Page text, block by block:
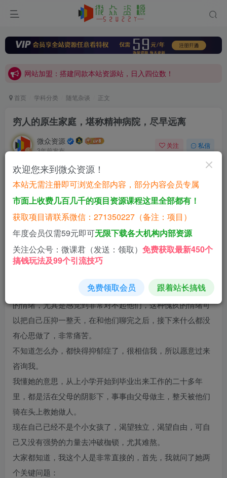
网站加盟：搭建同款本站资源站，日入四位数！
开通会员，无限下载各大机构内部资源，一站式草根创业基地，最新最强网赚教程大全，小投入，大回报！
网站加盟：搭建同款本站资源站，日入四位数！
首页 学科分类 随笔杂谈 正文
穷人的原生家庭，堪称精神病院，尽早远离
微众资源
3年前发布
关注 私信
12
在之前我写了一篇关于父母关系的文章：【真正的强者，眼
里没有家人，只有金钱】
很多人看了之后，都觉得我说出了他们的心声，大有相见恨
晚之意。
在我这篇文章发出来之后，就有个VIP群里的群友私信我
说，觉得我说得太对了，她最近都不好意思和父母联系了，
每次和他们通话，都是在问东问西，内心会生发出许多负面
的情绪，尤其是感觉到非常对不起他们，这种愧疚的情绪可
以把自己压抑一整天，在和他们聊完之后，接下来什么都没
有心思做了，非常痛苦。
不知道怎么办，都快得抑郁症了，很相信我，所以愿意过来
咨询我。
我懂她的意思，从上小学开始到毕业出来工作的二十多年
里，都是活在父母的阴影下，事事由父母做主，整天被他们
骑在头上教她做人。
现在自己已经不是个小女孩了，渴望独立，渴望自由，可自
己又没有强势的力量去冲破枷锁，尤其难熬。
大家都知道，我这个人是非常直接的，首先，我就问了她两
个关键问题：
欢迎您来到微众资源！
本站无需注册即可浏览全部内容，部分内容会员专属
市面上收费几百几千的项目资源课程这里全部都有！
获取项目请联系微信：271350227（备注：项目）
年度会员仅需59元即可无限下载各大机构内部资源
关注公众号：微课君（发送：领取） 免费获取最新450个
搞钱玩法及99个引流技巧
免费领取会员 跟着站长搞钱